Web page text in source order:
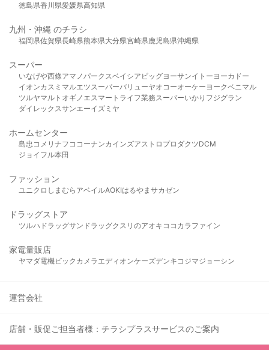
徳島県香川県愛媛県高知県
九州・沖縄 のチラシ
福岡県佐賀県長崎県熊本県大分県宮崎県鹿児島県沖縄県
スーパー
いなげや西條アマノパークスベイシア ビッグヨーサンイトーヨーカドー
イオンカスミ マルエツスーパーバリューヤオコーオーケー ヨークベニマル
ツルヤマルト オギノ エスマート ライフ業務スーパーいかり フジグラン
ダイレックスサンエーイズミヤ
ホームセンター
島忠 コメリ ナフコ コーナンカインズアストロプロダクツDCM
ジョイフル本田
ファッション
ユニクロ しまむら アベイルAOKIはるやま サカゼン
ドラッグストア
ツルハドラッグサンドラッグクスリのアオキ ココカラファイン
家電量販店
ヤマダ電機ビックカメラ エディオンケーズデンキ コジマジョーシン
運営会社
店舗・販促ご担当者様：チラシプラスサービスのご案内